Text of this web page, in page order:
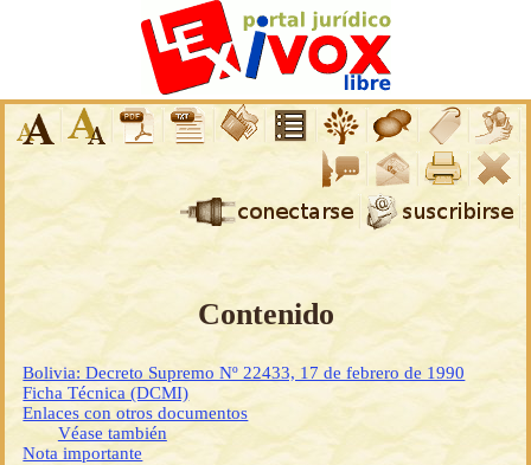
Contenido
Bolivia: Decreto Supremo Nº 22433, 17 de febrero de 1990
Ficha Técnica (DCMI)
Enlaces con otros documentos
Véase también
Nota importante